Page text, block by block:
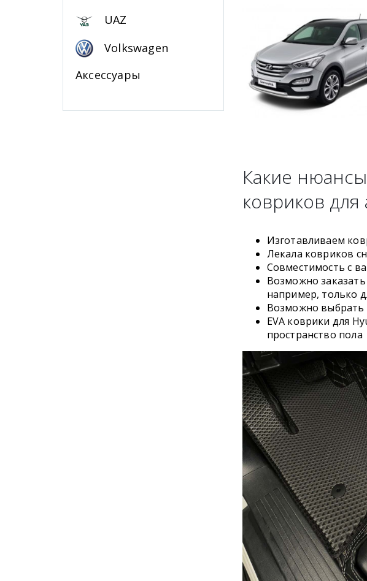
Какие
ковриков
Изготавливаем
Лекала ковриков
Совместимость с
Возможно
например, только
Возможно выбрать
EVA коврики для
пространство пола
UAZ
Volkswagen
Аксессуары